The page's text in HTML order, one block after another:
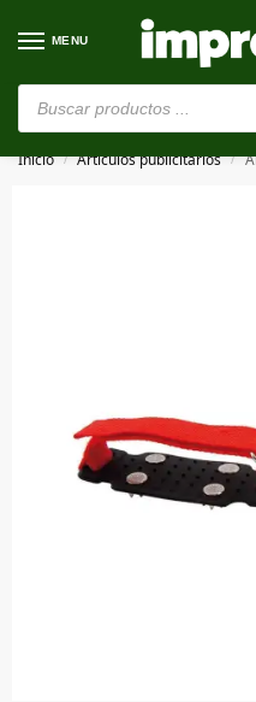
MENU
⚠️ Estamos en
Inicio / Artículos publicitarios /